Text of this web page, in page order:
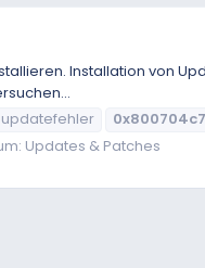
Installation
updatefehler 0x800704c7
Updates & Patches